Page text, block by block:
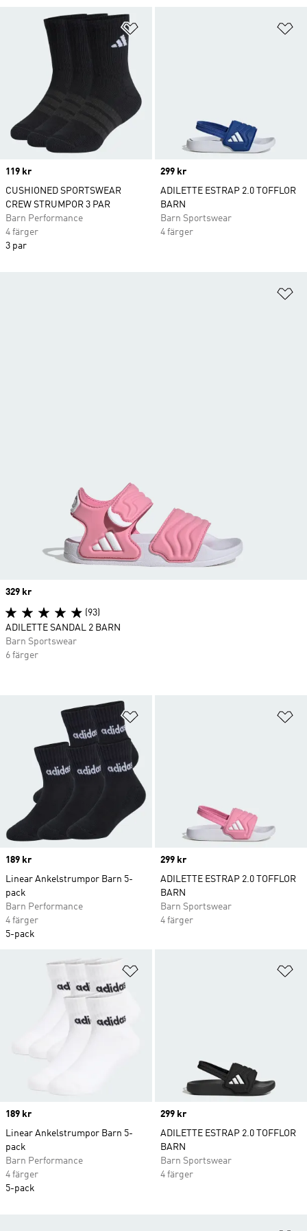
Price
119 kr
CUSHIONED SPORTSWEAR
CREW STRUMPOR 3 PAR
Barn Performance
4 färger
3 par
Price
299 kr
ADILETTE ESTRAP 2.0 TOFFLOR
BARN
Barn Sportswear
4 färger
Price
189 kr
Linear Ankelstrumpor Barn 5-
pack
Barn Performance
4 färger
5-pack
Price
299 kr
ADILETTE ESTRAP 2.0 TOFFLOR
BARN
Barn Sportswear
4 färger
Price
189 kr
Linear Ankelstrumpor Barn 5-
pack
Barn Performance
4 färger
5-pack
Price
299 kr
ADILETTE ESTRAP 2.0 TOFFLOR
BARN
Barn Sportswear
4 färger
Price
329 kr
(93)
ADILETTE SANDAL 2 BARN
Barn Sportswear
6 färger